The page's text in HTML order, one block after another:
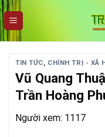
Skip
to
content
TIN TỨC, CHÍNH TRỊ - XÃ
Vũ Quang
Trần Hoàng
Người xem: 1117